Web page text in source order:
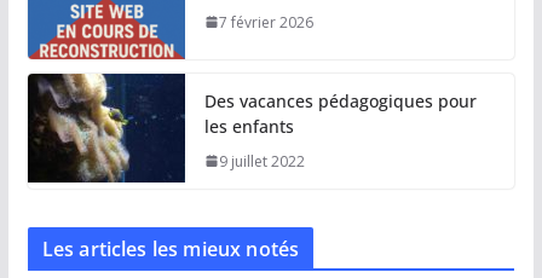
7 février 2026
Des vacances pédagogiques pour
les enfants
9 juillet 2022
Les articles les mieux notés